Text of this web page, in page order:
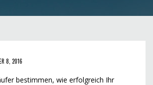
8, 2016
bestimmen, wie erfolgreich Ihr